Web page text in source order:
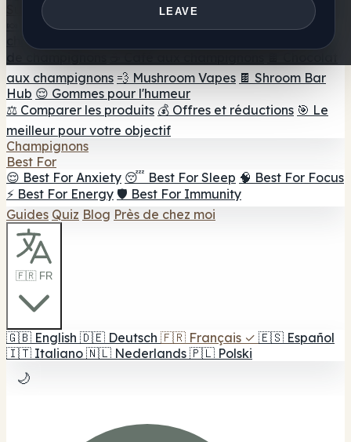
LEAVE
Suppléments
🍬 Gommes aux champignons 💊 Capsules de
champignons
🫙 Poudres
aux champignons 💨 Mushroom Vapes 🍫 Shroom Bar
Hub 😌 Gommes pour l'humeur
⚖️ Comparer les produits 💰 Offres et réductions 🎯 Le
meilleur pour votre objectif
Champignons
Best For
😌 Best For Anxiety 😴 Best For Sleep 🧠 Best For Focus
⚡ Best For Energy 🛡️ Best For Immunity
Guides Quiz Blog Près de chez moi
🇫🇷 FR
🇬🇧 English 🇩🇪 Deutsch 🇫🇷 Français ✓ 🇪🇸 Español
🇮🇹 Italiano 🇳🇱 Nederlands 🇵🇱 Polski
🌙